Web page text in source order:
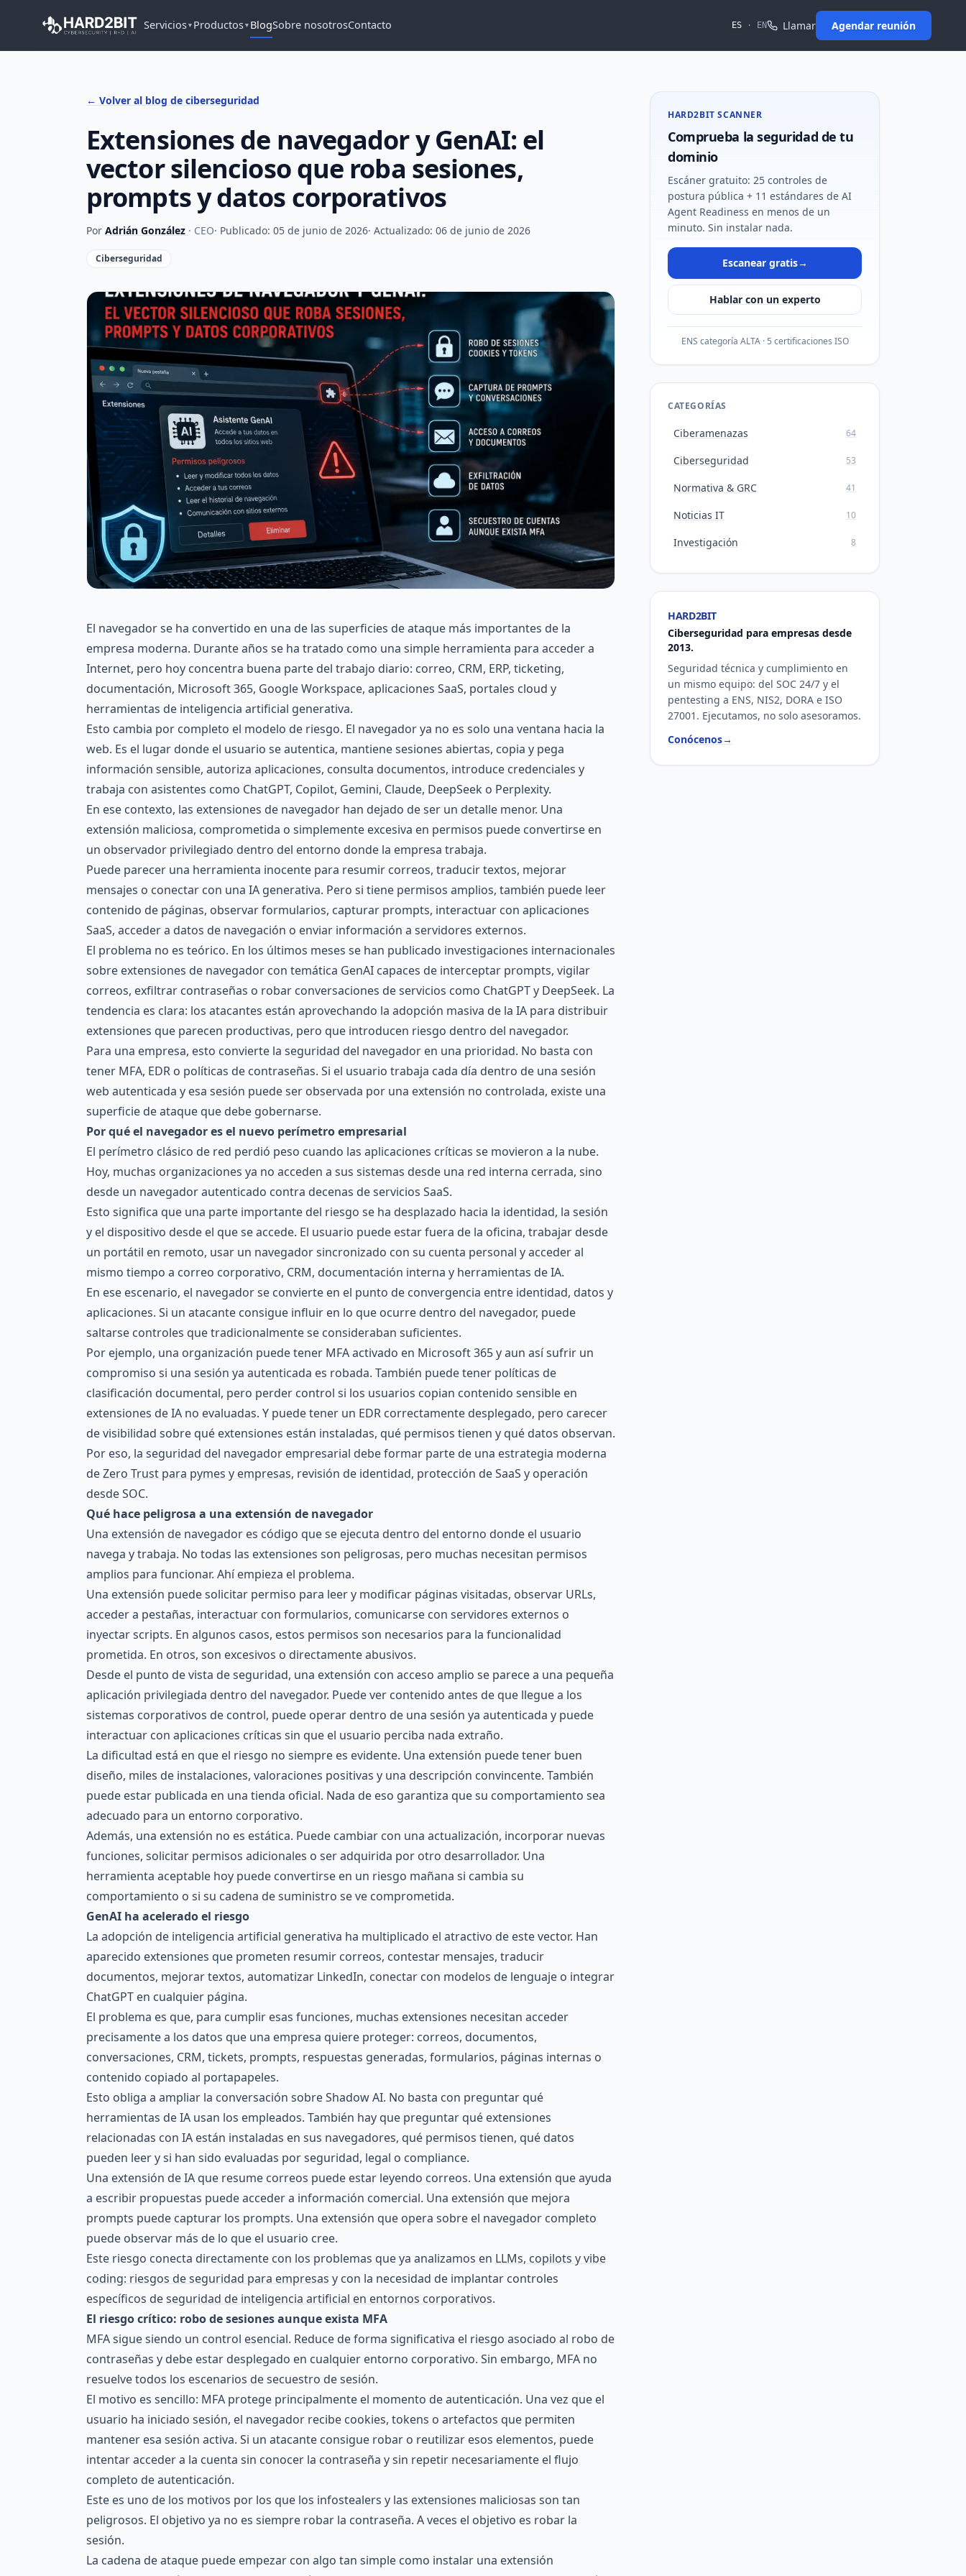
Servicios▼ Productos▼ BlogSobre nosotrosContacto ES · EN Llamar Agendar reunión
← Volver al blog de ciberseguridad
Extensiones de navegador y GenAI: el
vector silencioso que roba sesiones,
prompts y datos corporativos
Por Adrián González · CEO· Publicado: 05 de junio de 2026· Actualizado: 06 de junio de 2026
Ciberseguridad
El navegador se ha convertido en una de las superficies de ataque más importantes de la
empresa moderna. Durante años se ha tratado como una simple herramienta para acceder a
Internet, pero hoy concentra buena parte del trabajo diario: correo, CRM, ERP, ticketing,
documentación, Microsoft 365, Google Workspace, aplicaciones SaaS, portales cloud y
herramientas de inteligencia artificial generativa.
Esto cambia por completo el modelo de riesgo. El navegador ya no es solo una ventana hacia la
web. Es el lugar donde el usuario se autentica, mantiene sesiones abiertas, copia y pega
información sensible, autoriza aplicaciones, consulta documentos, introduce credenciales y
trabaja con asistentes como ChatGPT, Copilot, Gemini, Claude, DeepSeek o Perplexity.
En ese contexto, las extensiones de navegador han dejado de ser un detalle menor. Una
extensión maliciosa, comprometida o simplemente excesiva en permisos puede convertirse en
un observador privilegiado dentro del entorno donde la empresa trabaja.
Puede parecer una herramienta inocente para resumir correos, traducir textos, mejorar
mensajes o conectar con una IA generativa. Pero si tiene permisos amplios, también puede leer
contenido de páginas, observar formularios, capturar prompts, interactuar con aplicaciones
SaaS, acceder a datos de navegación o enviar información a servidores externos.
El problema no es teórico. En los últimos meses se han publicado investigaciones internacionales
sobre extensiones de navegador con temática GenAI capaces de interceptar prompts, vigilar
correos, exfiltrar contraseñas o robar conversaciones de servicios como ChatGPT y DeepSeek. La
tendencia es clara: los atacantes están aprovechando la adopción masiva de la IA para distribuir
extensiones que parecen productivas, pero que introducen riesgo dentro del navegador.
Para una empresa, esto convierte la seguridad del navegador en una prioridad. No basta con
tener MFA, EDR o políticas de contraseñas. Si el usuario trabaja cada día dentro de una sesión
web autenticada y esa sesión puede ser observada por una extensión no controlada, existe una
superficie de ataque que debe gobernarse.
Por qué el navegador es el nuevo perímetro empresarial
El perímetro clásico de red perdió peso cuando las aplicaciones críticas se movieron a la nube.
Hoy, muchas organizaciones ya no acceden a sus sistemas desde una red interna cerrada, sino
desde un navegador autenticado contra decenas de servicios SaaS.
Esto significa que una parte importante del riesgo se ha desplazado hacia la identidad, la sesión
y el dispositivo desde el que se accede. El usuario puede estar fuera de la oficina, trabajar desde
un portátil en remoto, usar un navegador sincronizado con su cuenta personal y acceder al
mismo tiempo a correo corporativo, CRM, documentación interna y herramientas de IA.
En ese escenario, el navegador se convierte en el punto de convergencia entre identidad, datos y
aplicaciones. Si un atacante consigue influir en lo que ocurre dentro del navegador, puede
saltarse controles que tradicionalmente se consideraban suficientes.
Por ejemplo, una organización puede tener MFA activado en Microsoft 365 y aun así sufrir un
compromiso si una sesión ya autenticada es robada. También puede tener políticas de
clasificación documental, pero perder control si los usuarios copian contenido sensible en
extensiones de IA no evaluadas. Y puede tener un EDR correctamente desplegado, pero carecer
de visibilidad sobre qué extensiones están instaladas, qué permisos tienen y qué datos observan.
Por eso, la seguridad del navegador empresarial debe formar parte de una estrategia moderna
deZero Trust para pymes y empresas, revisión de identidad, protección de SaaS y operación
desde SOC.
Qué hace peligrosa a una extensión de navegador
Una extensión de navegador es código que se ejecuta dentro del entorno donde el usuario
navega y trabaja. No todas las extensiones son peligrosas, pero muchas necesitan permisos
amplios para funcionar. Ahí empieza el problema.
Una extensión puede solicitar permiso para leer y modificar páginas visitadas, observar URLs,
acceder a pestañas, interactuar con formularios, comunicarse con servidores externos o
inyectar scripts. En algunos casos, estos permisos son necesarios para la funcionalidad
prometida. En otros, son excesivos o directamente abusivos.
Desde el punto de vista de seguridad, una extensión con acceso amplio se parece a una pequeña
aplicación privilegiada dentro del navegador. Puede ver contenido antes de que llegue a los
sistemas corporativos de control, puede operar dentro de una sesión ya autenticada y puede
interactuar con aplicaciones críticas sin que el usuario perciba nada extraño.
La dificultad está en que el riesgo no siempre es evidente. Una extensión puede tener buen
diseño, miles de instalaciones, valoraciones positivas y una descripción convincente. También
puede estar publicada en una tienda oficial. Nada de eso garantiza que su comportamiento sea
adecuado para un entorno corporativo.
Además, una extensión no es estática. Puede cambiar con una actualización, incorporar nuevas
funciones, solicitar permisos adicionales o ser adquirida por otro desarrollador. Una
herramienta aceptable hoy puede convertirse en un riesgo mañana si cambia su
comportamiento o si su cadena de suministro se ve comprometida.
GenAI ha acelerado el riesgo
La adopción de inteligencia artificial generativa ha multiplicado el atractivo de este vector. Han
aparecido extensiones que prometen resumir correos, contestar mensajes, traducir
documentos, mejorar textos, automatizar LinkedIn, conectar con modelos de lenguaje o integrar
ChatGPT en cualquier página.
El problema es que, para cumplir esas funciones, muchas extensiones necesitan acceder
precisamente a los datos que una empresa quiere proteger: correos, documentos,
conversaciones, CRM, tickets, prompts, respuestas generadas, formularios, páginas internas o
contenido copiado al portapapeles.
Esto obliga a ampliar la conversación sobre Shadow AI. No basta con preguntar qué
herramientas de IA usan los empleados. También hay que preguntar qué extensiones
relacionadas con IA están instaladas en sus navegadores, qué permisos tienen, qué datos
pueden leer y si han sido evaluadas por seguridad, legal o compliance.
Una extensión de IA que resume correos puede estar leyendo correos. Una extensión que ayuda
a escribir propuestas puede acceder a información comercial. Una extensión que mejora
prompts puede capturar los prompts. Una extensión que opera sobre el navegador completo
puede observar más de lo que el usuario cree.
Este riesgo conecta directamente con los problemas que ya analizamos en LLMs, copilots y vibe
coding: riesgos de seguridad para empresas y con la necesidad de implantar controles
específicos deseguridad de inteligencia artificial en entornos corporativos.
El riesgo crítico: robo de sesiones aunque exista MFA
MFA sigue siendo un control esencial. Reduce de forma significativa el riesgo asociado al robo de
contraseñas y debe estar desplegado en cualquier entorno corporativo. Sin embargo, MFA no
resuelve todos los escenarios de secuestro de sesión.
El motivo es sencillo: MFA protege principalmente el momento de autenticación. Una vez que el
usuario ha iniciado sesión, el navegador recibe cookies, tokens o artefactos que permiten
mantener esa sesión activa. Si un atacante consigue robar o reutilizar esos elementos, puede
intentar acceder a la cuenta sin conocer la contraseña y sin repetir necesariamente el flujo
completo de autenticación.
Este es uno de los motivos por los que los infostealers y las extensiones maliciosas son tan
peligrosos. El objetivo ya no es siempre robar la contraseña. A veces el objetivo es robar la
sesión.
La cadena de ataque puede empezar con algo tan simple como instalar una extensión
HARD2BIT SCANNER
Comprueba la seguridad de tu
dominio
Escáner gratuito: 25 controles de
postura pública + 11 estándares de AI
Agent Readiness en menos de un
minuto. Sin instalar nada.
Escanear gratis→
Hablar con un experto
ENS categoría ALTA · 5 certificaciones ISO
CATEGORÍAS
Ciberamenazas 64
Ciberseguridad 53
Normativa & GRC 41
Noticias IT 10
Investigación 8
HARD2BIT
Ciberseguridad para empresas desde
2013.
Seguridad técnica y cumplimiento en
un mismo equipo: del SOC 24/7 y el
pentesting a ENS, NIS2, DORA e ISO
27001. Ejecutamos, no solo asesoramos.
Conócenos→